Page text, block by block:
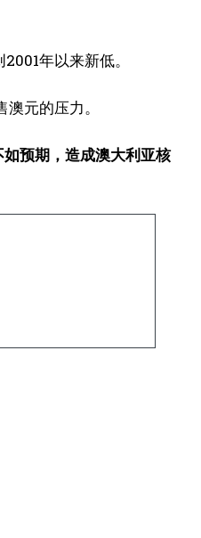
年以来新低。
元的压力。
预期，造成澳大利亚核